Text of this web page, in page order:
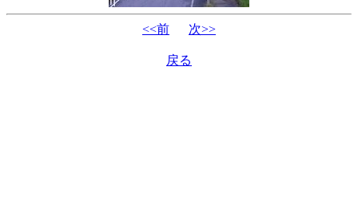
<<前 次>>
戻る